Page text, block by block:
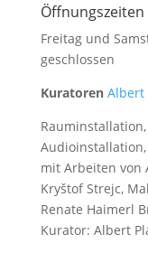
Öffnungszeiten
Freitag und
geschlossen
Kuratoren Albert
mit Arbeiten von
Kryštof Strejc,
Renate Haimerl
Kurator: Albert